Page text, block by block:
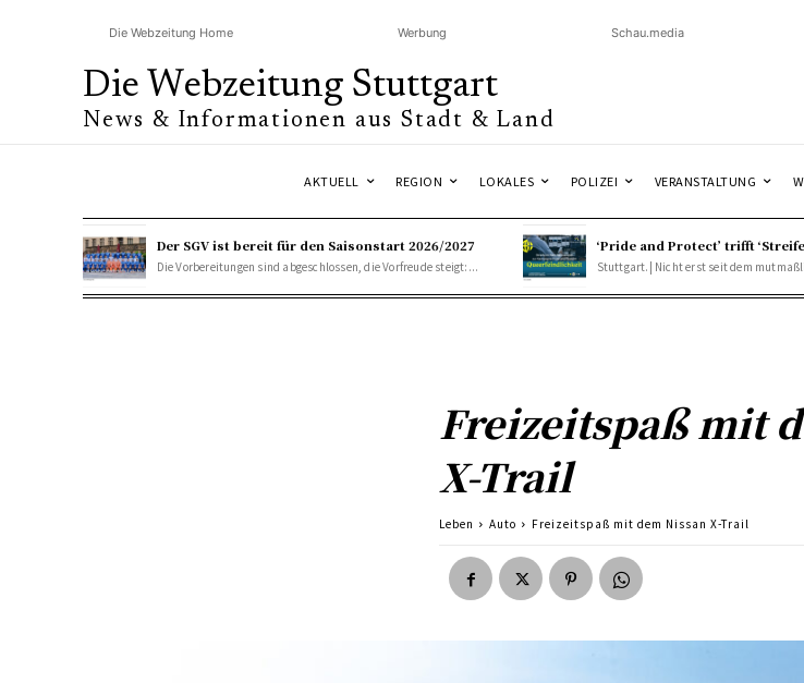
Die Webzeitung Home Werbung Schau.media
Die Webzeitung Stuttgart
News & Informationen aus Stadt & Land
AKTUELL REGION LOKALES POLIZEI VERANSTALTUNG
Der SGV ist bereit für den Saisonstart 2026/2027
Die Vorbereitungen sind abgeschlossen, die Vorfreude steigt:...
‘Pride and Protect’ trifft
Stuttgart.| Nicht erst seit dem
Freizeitspaß mit
X-Trail
Leben Auto Freizeitspaß mit dem Nissan X-Trail